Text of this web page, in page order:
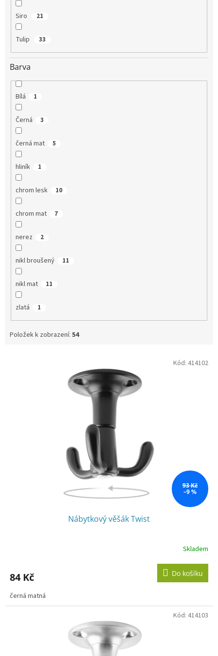
Siro 21
Tulip 33
Barva
Bílá 1
Černá 3
černá mat 5
hliník 1
chrom lesk 10
chrom mat 7
nerez 2
nikl broušený 11
nikl mat 11
zlatá 1
Položek k zobrazení: 54
93 Kč
–9 %
Nábytkový věšák Twist
Skladem
84 Kč Do košíku
černá matná
Kód: 414102
Kód: 414103